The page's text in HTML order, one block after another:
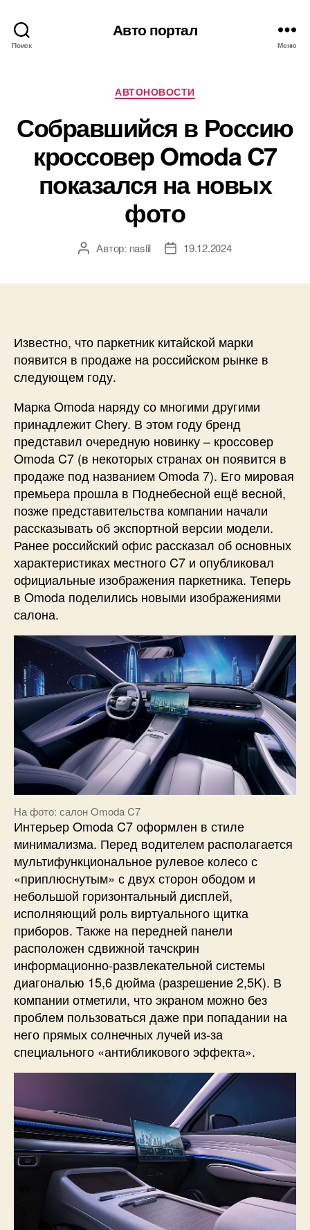
Поиск
Авто портал
Меню
Рубрики
АВТОНОВОСТИ
Собравшийся в Россию
кроссовер Omoda C7
показался на новых
фото
АвторАвтор: naslil
Дата19.12.2024
Известно, что паркетник китайской марки
появится в продаже на российском рынке в
следующем году.
Марка Omoda наряду со многими другими
принадлежит Chery. В этом году бренд
представил очередную новинку – кроссовер
Omoda C7 (в некоторых странах он появится в
продаже под названием Omoda 7). Его мировая
премьера прошла в Поднебесной ещё весной,
позже представительства компании начали
рассказывать об экспортной версии модели.
Ранее российский офис рассказал об основных
характеристиках местного C7 и опубликовал
официальные изображения паркетника. Теперь
в Omoda поделились новыми изображениями
салона.
На фото: салон Omoda C7
Интерьер Omoda C7 оформлен в стиле
минимализма. Перед водителем располагается
мультифункциональное рулевое колесо с
«приплюснутым» с двух сторон ободом и
небольшой горизонтальный дисплей,
исполняющий роль виртуального щитка
приборов. Также на передней панели
расположен сдвижной тачскрин
информационно-развлекательной системы
диагональю 15,6 дюйма (разрешение 2,5K). В
компании отметили, что экраном можно без
проблем пользоваться даже при попадании на
него прямых солнечных лучей из-за
специального «антибликового эффекта».